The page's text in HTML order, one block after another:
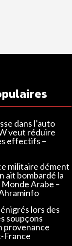
dans l’auto
veut réduire
effectifs –
militaire dément
ait bombardé la
Monde Arabe –
lors des
soupçons
provenance
France